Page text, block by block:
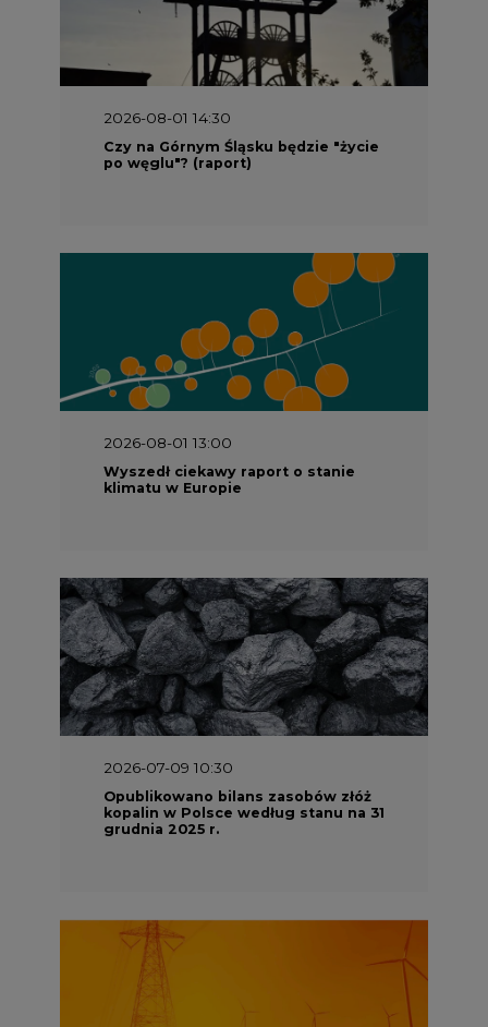
2026-08-01 14:30
Czy na Górnym Śląsku będzie "życie
po węglu"? (raport)
2026-08-01 13:00
Wyszedł ciekawy raport o stanie
klimatu w Europie
2026-07-09 10:30
Opublikowano bilans zasobów złóż
kopalin w Polsce według stanu na 31
grudnia 2025 r.